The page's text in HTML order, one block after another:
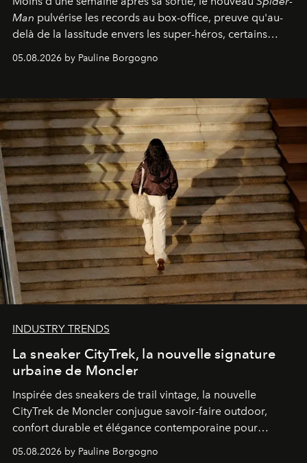
Man pulvérise les records au box-office, preuve qu'au-
delà de la lassitude envers les super-héros, certains
05.08.2026 by Pauline Borgogno
INDUSTRY TRENDS
La sneaker CityTrek, la nouvelle signature
urbaine de Moncler
Inspirée des sneakers de trail vintage, la nouvelle
CityTrek de Moncler conjugue savoir-faire outdoor,
confort durable et élégance contemporaine pour
05.08.2026 by Pauline Borgogno